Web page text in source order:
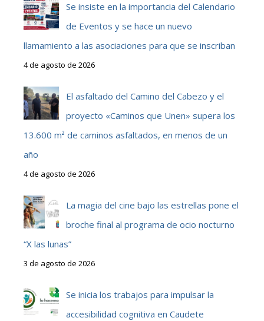
Se insiste en la importancia del Calendario
de Eventos y se hace un nuevo
llamamiento a las asociaciones para que se inscriban
4 de agosto de 2026
El asfaltado del Camino del Cabezo y el
proyecto «Caminos que Unen» supera los
13.600 m² de caminos asfaltados, en menos de un
año
4 de agosto de 2026
La magia del cine bajo las estrellas pone el
broche final al programa de ocio nocturno
“X las lunas”
3 de agosto de 2026
Se inicia los trabajos para impulsar la
accesibilidad cognitiva en Caudete